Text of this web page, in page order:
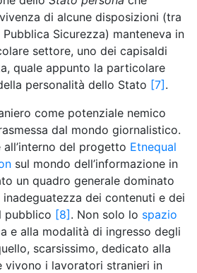
di alcune disposizioni (tra
Sicurezza) manteneva in
settore, uno dei capisaldi
quale appunto la particolare
personalità dello Stato [7].
come potenziale nemico
dal mondo giornalistico.
del progetto Etnequal
sul mondo dell’informazione in
un quadro generale dominato
dei contenuti e dei
pubblico [8]. Non solo lo spazio
e alla modalità di ingresso degli
scarsissimo, dedicato alla
vivono i lavoratori stranieri in